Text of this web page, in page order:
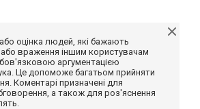
оцінка людей, які бажають
враження іншим користувачам
аргументацією
Це допоможе багатьом прийняти
Коментарі призначені для
а також для роз'яснення